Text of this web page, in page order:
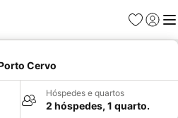
Favoritos
Iniciar
Cervo
Hóspedes e quartos
2 hóspedes, 1 quarto.